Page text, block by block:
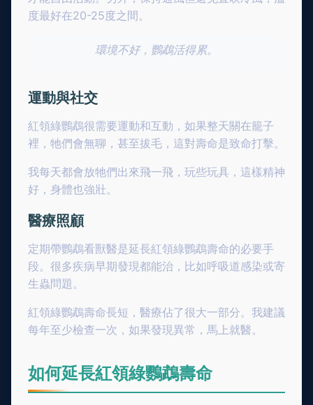
度最好在20-25度之間。
環境不好，鸚鵡活得累。
運動與社交
紅領綠鸚鵡很需要運動和互動，如果整天關在籠子
裡，牠們會無聊，甚至拔毛，這對壽命是致命打擊。
我每天都會放牠們出來飛一飛，玩些玩具，這樣精神
好，身體也強壯。
醫療照顧
定期帶鸚鵡看獸醫是延長紅領綠鸚鵡壽命的必要手
段。很多疾病早期發現都能治，比如呼吸道感染或寄
生蟲問題。
紅領綠鸚鵡壽命長短，醫療佔了很大一部分。我建議
每年至少檢查一次，如果發現異常，馬上就醫。
如何延長紅領綠鸚鵡壽命